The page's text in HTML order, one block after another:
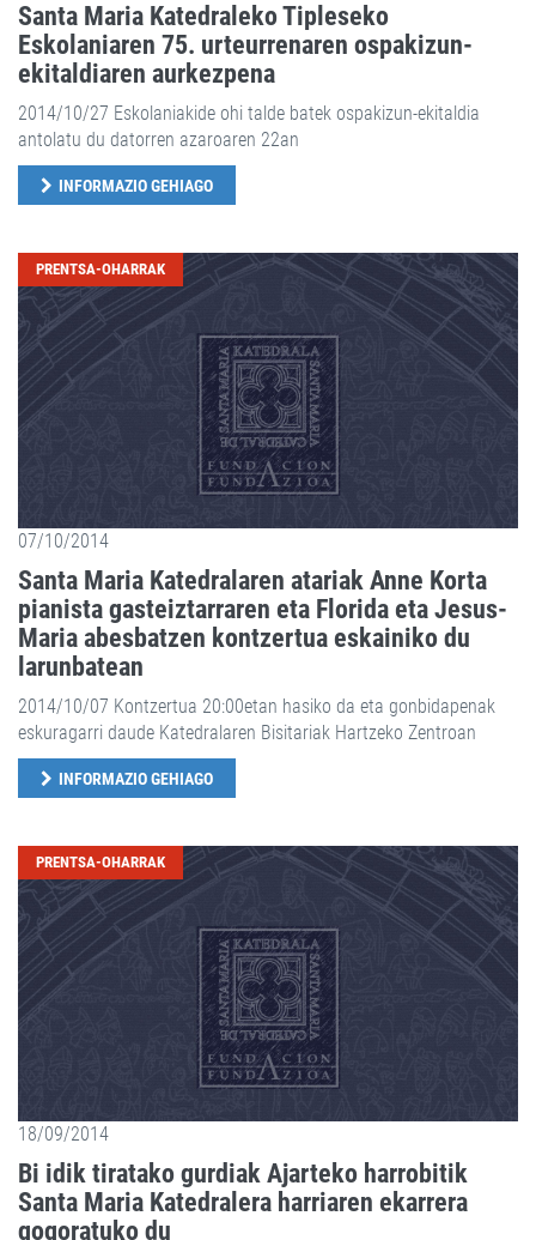
Santa Maria Katedraleko Tipleseko
Eskolaniaren 75. urteurrenaren ospakizun-
ekitaldiaren aurkezpena
2014/10/27 Eskolaniakide ohi talde batek ospakizun-ekitaldia
antolatu du datorren azaroaren 22an
INFORMAZIO GEHIAGO
PRENTSA-OHARRAK
07/10/2014
Santa Maria Katedralaren atariak Anne Korta
pianista gasteiztarraren eta Florida eta Jesus-
Maria abesbatzen kontzertua eskainiko du
larunbatean
2014/10/07 Kontzertua 20:00etan hasiko da eta gonbidapenak
eskuragarri daude Katedralaren Bisitariak Hartzeko Zentroan
INFORMAZIO GEHIAGO
PRENTSA-OHARRAK
18/09/2014
Bi idik tiratako gurdiak Ajarteko harrobitik
Santa Maria Katedralera harriaren ekarrera
gogoratuko du